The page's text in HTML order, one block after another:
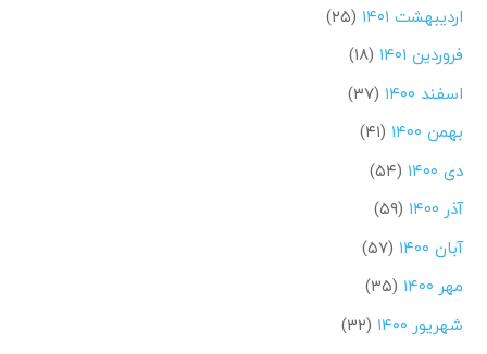
اردیبهشت ۱۴۰۱
(۲۵)
فروردین ۱۴۰۱
(۱۸)
اسفند ۱۴۰۰
(۳۷)
بهمن ۱۴۰۰
(۴۱)
دی ۱۴۰۰
(۵۴)
آذر ۱۴۰۰
(۵۹)
آبان ۱۴۰۰
(۵۷)
مهر ۱۴۰۰
(۳۵)
شهریور ۱۴۰۰
(۳۲)